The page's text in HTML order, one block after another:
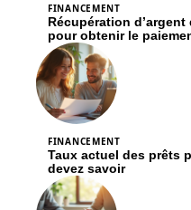
FINANCEMENT
Récupération
pour obtenir le
FINANCEMENT
Taux actuel des prêts
devez savoir